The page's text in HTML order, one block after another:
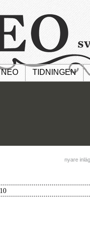
TIDNINGEN
nyare